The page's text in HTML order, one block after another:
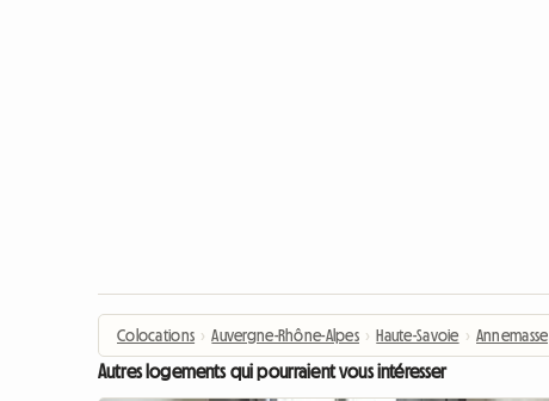
Colocations › Auvergne-Rhône-Alpes › Haute-Savoie › Annemasse
Autres logements qui pourraient vous intéresser